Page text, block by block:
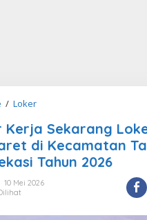
/ LokerDaftar
Sekarang
Loker
Kasir
di
Tarumajaya,
Sekarang
di Kecamatan
Tahun 2026
10 Mei 2026